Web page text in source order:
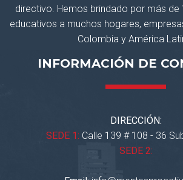
directivo. Hemos brindado por más de
educativos a muchos hogares,
Colombia y América
INFORMACIÓN DE
DIRECCIÓN:
SEDE 1: Calle 139 # 108 - 36
SEDE 2: